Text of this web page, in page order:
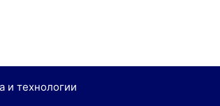
и технологии